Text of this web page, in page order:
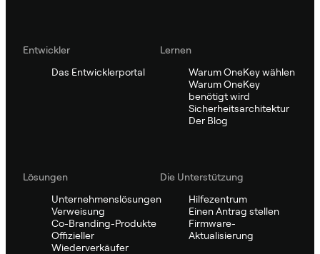
Entwickler
Das Entwicklerportal
Lernen
Warum OneKey wählen
Warum OneKey
benötigt wird
Sicherheitsarchitektur
Der Blog
Lösungen
Unternehmenslösungen
Verweisung
Co-Branding-Produkte
Offizieller
Wiederverkäufer
Die Unterstützung
Hilfezentrum
Einen Antrag stellen
Firmware-
Aktualisierung